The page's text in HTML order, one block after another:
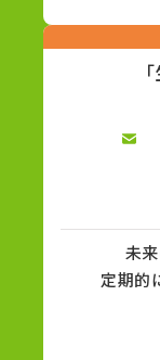
未
定期的